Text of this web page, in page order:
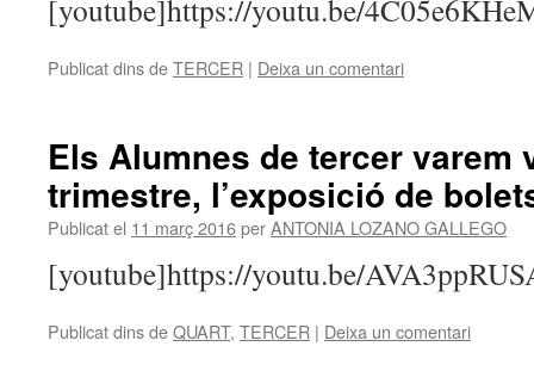
[youtube]https://youtu.be/
Publicat dins deTERCER | Deixa un comentari
Els Alumnes de tercer varem
trimestre, l’exposició de
Publicat el 11 març 2016perANTONIA LOZANO GALLEGO
[youtube]https://youtu.be/
Publicat dins deQUART, TERCER | Deixa un comentari